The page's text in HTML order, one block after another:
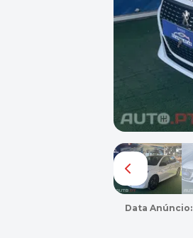
Data Anúncio: